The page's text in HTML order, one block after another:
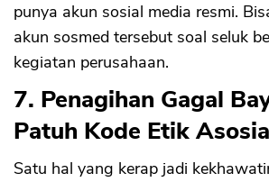
punya akun sosial media resmi.
akun sosmed tersebut soal seluk
kegiatan perusahaan.
7. Penagihan Gagal
Patuh Kode Etik
Satu hal yang kerap jadi